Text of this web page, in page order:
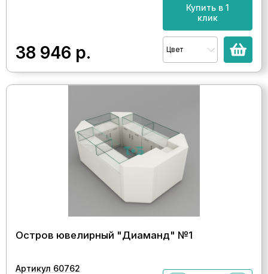
38 946 р.
Купить в 1
клик
Цвет
Остров ювелирный "Диаманд" №1
Артикул 60762